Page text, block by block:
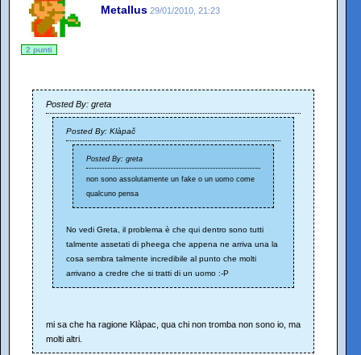
Metallus 29/01/2010, 21:23
2 punti
Posted By: greta
Posted By: Klàpač
Posted By: greta
non sono assolutamente un fake o un uomo come
qualcuno pensa
No vedi Greta, il problema è che qui dentro sono tutti
talmente assetati di pheega che appena ne arriva una la
cosa sembra talmente incredibile al punto che molti
arrivano a credre che si tratti di un uomo :-P
mi sa che ha ragione Klàpac, qua chi non tromba non sono io, ma
molti altri.